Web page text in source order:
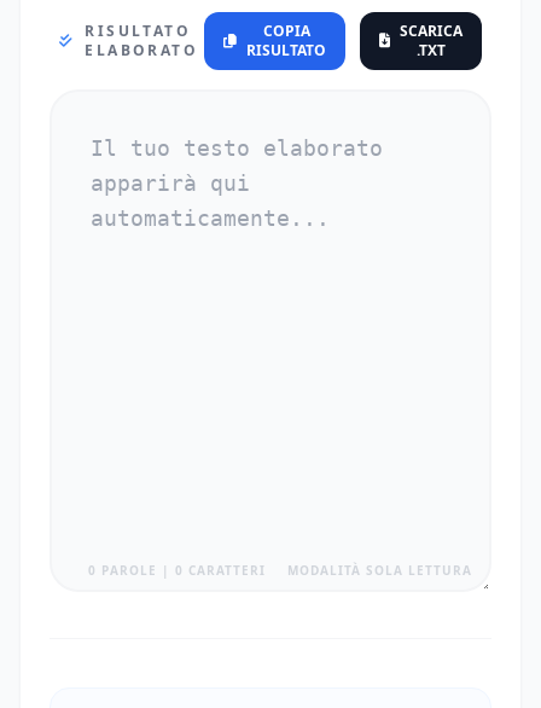
RISULTATO
ELABORATO
COPIA
RISULTATO
SCARICA
.TXT
0 PAROLE | 0 CARATTERI MODALITÀ SOLA LETTURA